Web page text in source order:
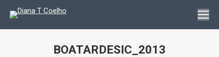
BOATARDESIC_2013